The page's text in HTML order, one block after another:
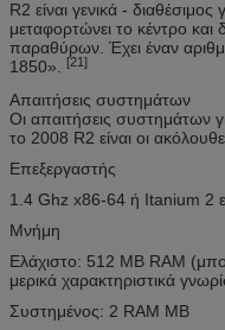
R2 είναι γενικά -
μεταφορτώνει το κέντρο
παραθύρων. Έχει έναν
1850».
[21]
Απαιτήσεις συστημάτων
Οι απαιτήσεις συστημάτων
το 2008 R2 είναι οι
Επεξεργαστής
1.4 Ghz x86-64 ή Itanium 2
Μνήμη
Ελάχιστο: 512 ΜΒ RAM
μερικά χαρακτηριστικά
Συστημένος: 2 RAM ΜΒ